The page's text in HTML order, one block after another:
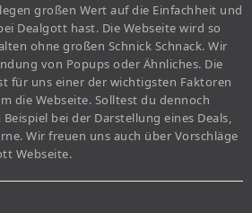
großen Wert auf die Einfachheit und
Dealgott hast. Die Webseite wird so
ohne großen Schnick Schnack. Wir
von Popups oder Ähnliches. Die
für uns einer der wichtigsten Faktoren
die Webseite. Solltest du dennoch
bei der Darstellung eines Deals,
Wir freuen uns auch über Vorschläge
Webseite.